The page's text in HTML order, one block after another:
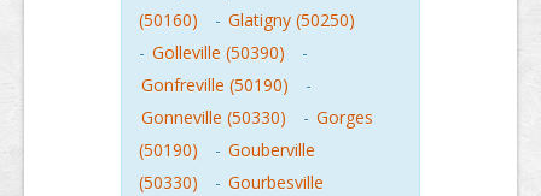
(50160)
- Glatigny (50250)
- Golleville (50390)
-
Gonfreville (50190)
-
Gonneville (50330)
- Gorges
(50190)
- Gouberville
(50330)
- Gourbesville